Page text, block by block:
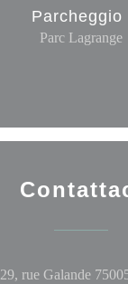
Parcheggio
Parc Lagrange
29, rue Galande